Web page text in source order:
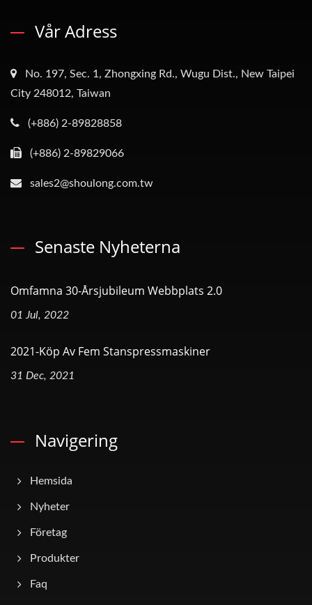
Vår Adress
No. 197, Sec. 1, Zhongxing Rd., Wugu Dist., New Taipei
City 248012, Taiwan
(+886) 2-89828858
(+886) 2-89829066
sales2@shoulong.com.tw
Senaste Nyheterna
Omfamna 30-Årsjubileum Webbplats 2.0
01 Jul, 2022
2021-Köp Av Fem Stanspressmaskiner
31 Dec, 2021
Navigering
Hemsida
Nyheter
Företag
Produkter
Faq